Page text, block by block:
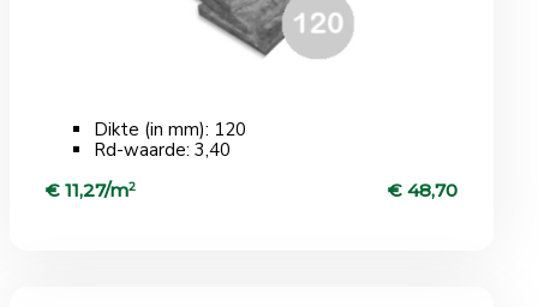
Dikte (in mm): 120
Rd-waarde: 3,40
€ 11,27/m2 € 48,70